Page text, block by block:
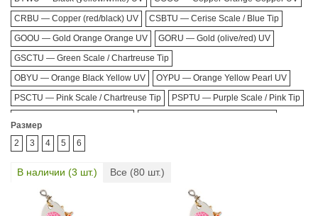
CRBU — Copper (red/black) UV
CSBTU — Cerise Scale / Blue Tip
GOOU — Gold Orange Orange UV
GORU — Gold (olive/red) UV
GSCTU — Green Scale / Chartreuse Tip
OBYU — Orange Black Yellow UV
OYPU — Orange Yellow Pearl UV
PSCTU — Pink Scale / Chartreuse Tip
PSPTU — Purple Scale / Pink Tip
YOPU — Yellow Orange Pearl UV
Размер
2
3 4 5 6
В наличии (3 шт.) Все (80 шт.)